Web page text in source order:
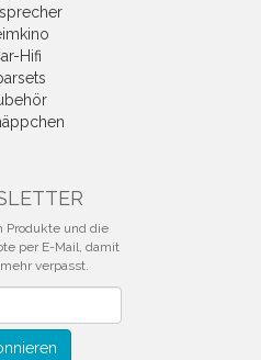
Hifi
Produkte und die
per E-Mail, damit
verpasst.